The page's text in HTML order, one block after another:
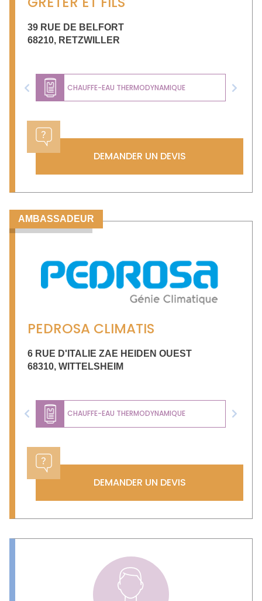
39 RUE DE BELFORT
68210, RETZWILLER
CHAUFFE-EAU THERMODYNAMIQUE
Previous Next
DEMANDER UN DEVIS
AMBASSADEUR
PEDROSA CLIMATIS
6 RUE D'ITALIE ZAE HEIDEN OUEST
68310, WITTELSHEIM
CHAUFFE-EAU THERMODYNAMIQUE
Previous Next
DEMANDER UN DEVIS